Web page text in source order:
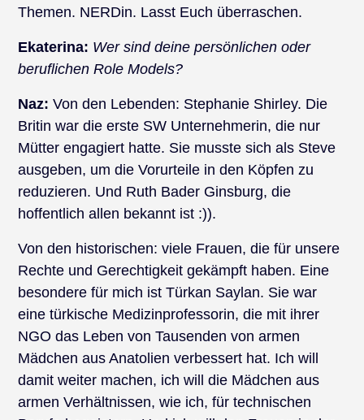
Themen. NERDin. Lasst Euch überraschen.
Ekaterina: Wer sind deine persönlichen oder
beruflichen Role Models?
Naz: Von den Lebenden: Stephanie Shirley. Die
Britin war die erste SW Unternehmerin, die nur
Mütter engagiert hatte. Sie musste sich als Steve
ausgeben, um die Vorurteile in den Köpfen zu
reduzieren. Und Ruth Bader Ginsburg, die
hoffentlich allen bekannt ist :)).
Von den historischen: viele Frauen, die für unsere
Rechte und Gerechtigkeit gekämpft haben. Eine
besondere für mich ist Türkan Saylan. Sie war
eine türkische Medizinprofessorin, die mit ihrer
NGO das Leben von Tausenden von armen
Mädchen aus Anatolien verbessert hat. Ich will
damit weiter machen, ich will die Mädchen aus
armen Verhältnissen, wie ich, für technischen